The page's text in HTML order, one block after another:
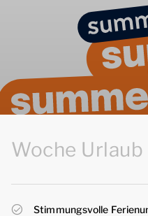
Woche
Stimmungsvolle